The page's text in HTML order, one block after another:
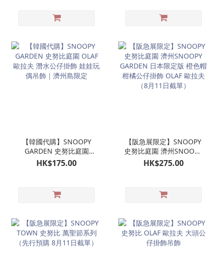
【韓國代購】SNOOPY
GARDEN 史努比庭園
OLAF 歐拉夫 潛水公仔掛
飾 娃娃玩偶吊飾｜濟州島
HK$175.00
【阪急展限定】SNOOPY
史努比庭園 濟州SNOOPY
GARDEN 日本限定版 橙色
帽柑橘公仔掛飾 OLAF 歐
HK$275.00